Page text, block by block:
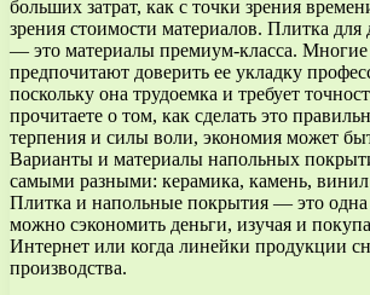
больших затрат, как с точки зрения
зрения стоимости материалов. Плитка
— это материалы премиум-класса.
предпочитают доверить ее укладку
поскольку она трудоемка и требует
прочитаете о том, как сделать это
терпения и силы воли, экономия может
Варианты и материалы напольных
самыми разными: керамика, камень,
Плитка и напольные покрытия — это одна
можно сэкономить деньги, изучая и
Интернет или когда линейки продукции
производства.